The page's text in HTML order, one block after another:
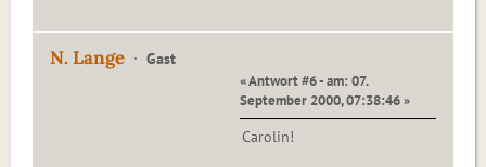
N. Lange Gast
« Antwort #6 - am: 07.
September 2000, 07:38:46 »
Carolin!